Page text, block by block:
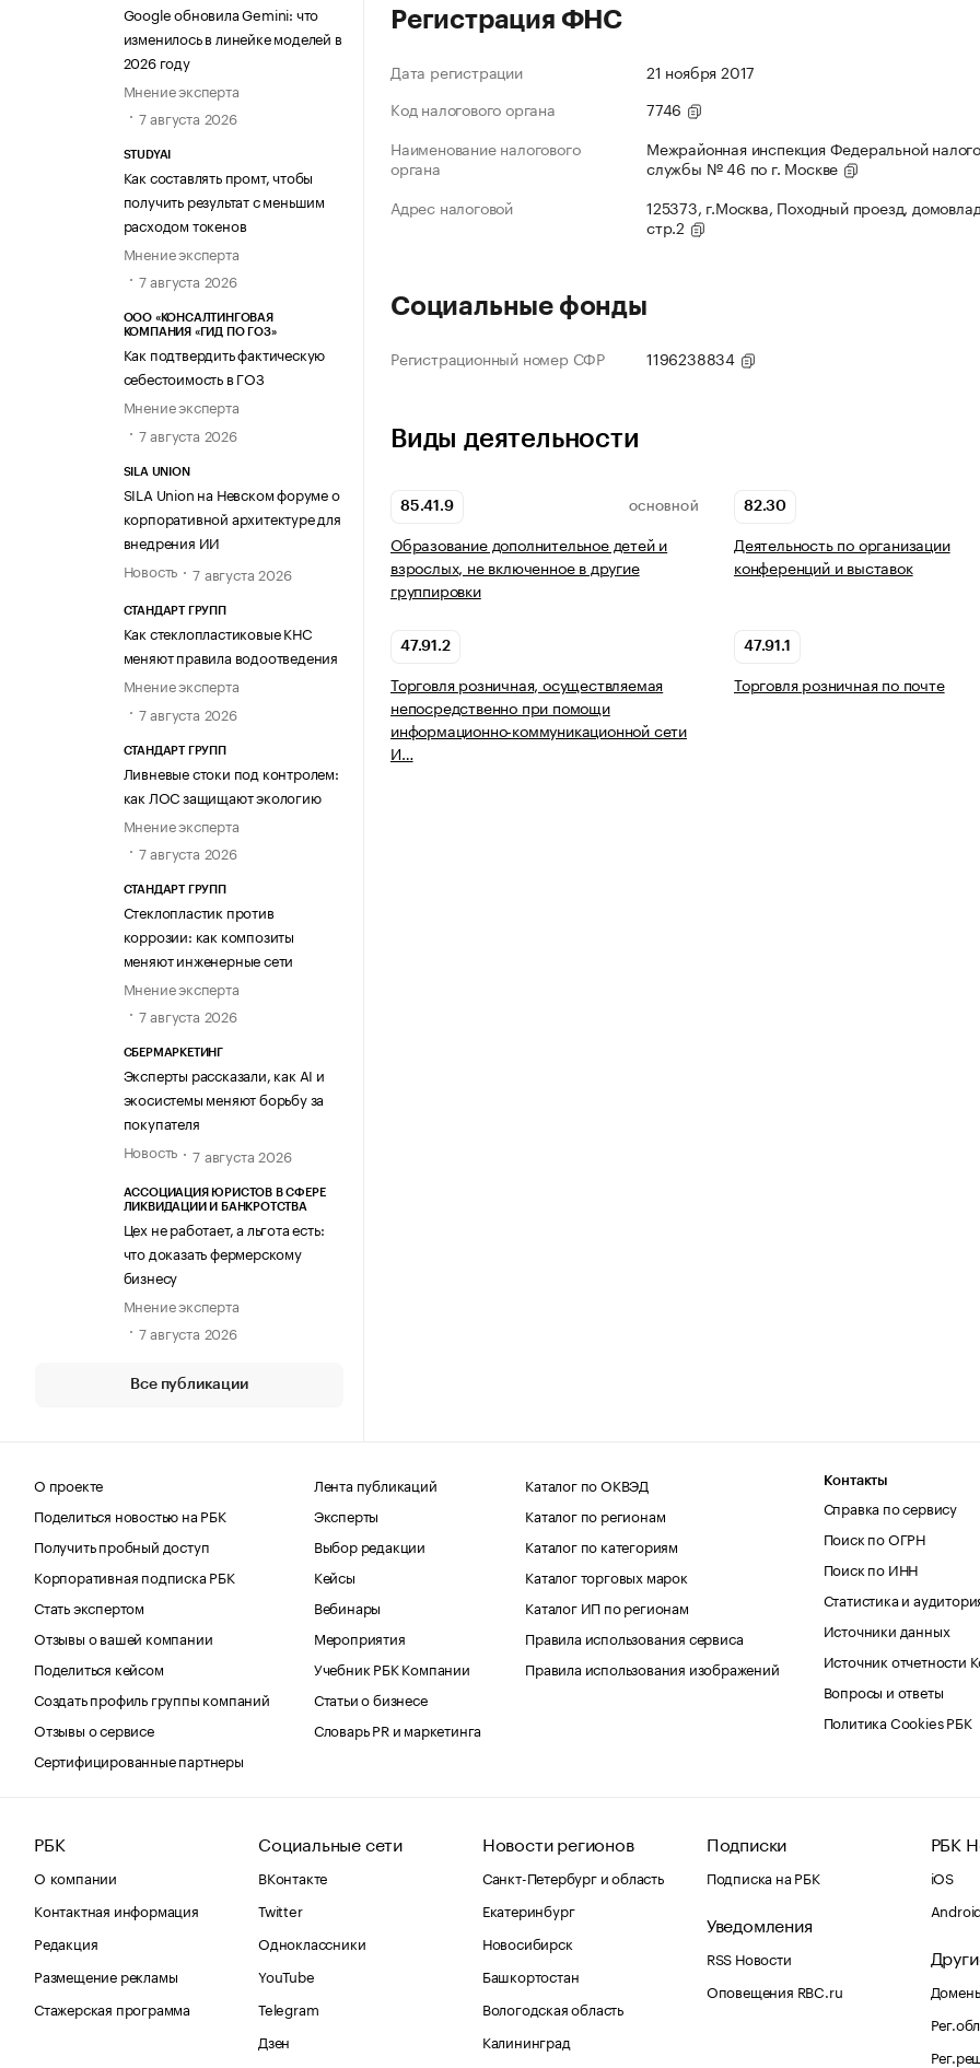
Google обновила Gemini: что
изменилось в линейке моделей в
2026 году
Мнение эксперта
7 августа 2026
STUDYAI
Как составлять промт, чтобы
получить результат с меньшим
расходом токенов
Мнение эксперта
7 августа 2026
ООО «КОНСАЛТИНГОВАЯ
КОМПАНИЯ «ГИД ПО ГОЗ»
Как подтвердить фактическую
себестоимость в ГОЗ
Мнение эксперта
7 августа 2026
SILA UNION
SILA Union на Невском форуме о
корпоративной архитектуре для
внедрения ИИ
Новость
7 августа 2026
СТАНДАРТ ГРУПП
Как стеклопластиковые КНС
меняют правила водоотведения
Мнение эксперта
7 августа 2026
СТАНДАРТ ГРУПП
Ливневые стоки под контролем:
как ЛОС защищают экологию
Мнение эксперта
7 августа 2026
СТАНДАРТ ГРУПП
Стеклопластик против
коррозии: как композиты
меняют инженерные сети
Мнение эксперта
7 августа 2026
СБЕРМАРКЕТИНГ
Эксперты рассказали, как AI и
экосистемы меняют борьбу за
покупателя
Новость
7 августа 2026
АССОЦИАЦИЯ ЮРИСТОВ В СФЕРЕ
ЛИКВИДАЦИИ И БАНКРОТСТВА
Цех не работает, а льгота есть:
что доказать фермерскому
бизнесу
Мнение эксперта
7 августа 2026
Все публикации
Регистрация ФНС
Дата регистрации
21 ноября 2017
Код налогового органа
7746
Наименование налогового
органа
Межрайонная инспекция Федеральной
службы № 46 по г. Москве
Адрес налоговой
125373, г.Москва, Походный проезд,
стр.2
Социальные фонды
Регистрационный номер СФР 1196238834
Виды деятельности
85.41.9 ОСНОВНОЙ
Образование дополнительное детей и
взрослых, не включенное в другие
группировки
82.30
Деятельность по организации
конференций и выставок
47.91.2
Торговля розничная, осуществляемая
непосредственно при помощи
информационно-коммуникационной сети
И…
47.91.1
Торговля розничная по почте
О проекте
Поделиться новостью на РБК
Получить пробный доступ
Корпоративная подписка РБК
Стать экспертом
Отзывы о вашей компании
Поделиться кейсом
Создать профиль группы компаний
Отзывы о сервисе
Сертифицированные партнеры
Лента публикаций
Эксперты
Выбор редакции
Кейсы
Вебинары
Мероприятия
Учебник РБК Компании
Статьи о бизнесе
Словарь PR и маркетинга
Каталог по ОКВЭД
Каталог по регионам
Каталог по категориям
Каталог торговых марок
Каталог ИП по регионам
Правила использования сервиса
Правила использования изображений
Контакты
Справка по сервису
Поиск по ОГРН
Поиск по ИНН
Статистика и
Источники данных
Источник отчетности
Вопросы и ответы
Политика Cookies РБК
РБК
О компании
Контактная информация
Редакция
Размещение рекламы
Стажерская программа
Социальные сети
ВКонтакте
Twitter
Одноклассники
YouTube
Telegram
Дзен
Новости регионов
Санкт-Петербург и область
Екатеринбург
Новосибирск
Башкортостан
Вологодская область
Калининград
Подписки
Подписка на РБК
Уведомления
RSS Новости
Оповещения RBC.ru
РБК
iOS